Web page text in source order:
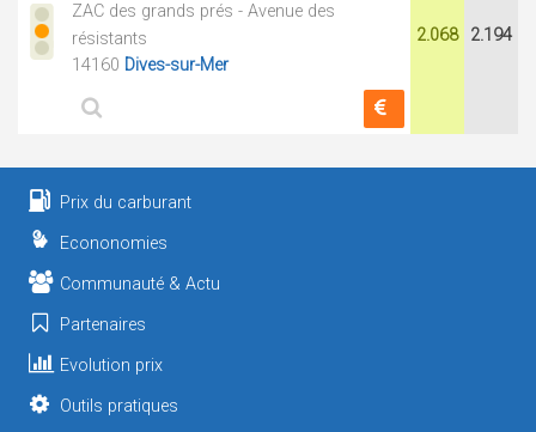
ZAC des grands prés - Avenue des
résistants
14160 Dives-sur-Mer
2.068 2.194
Prix du carburant
Econonomies
Communauté & Actu
Partenaires
Evolution prix
Outils pratiques